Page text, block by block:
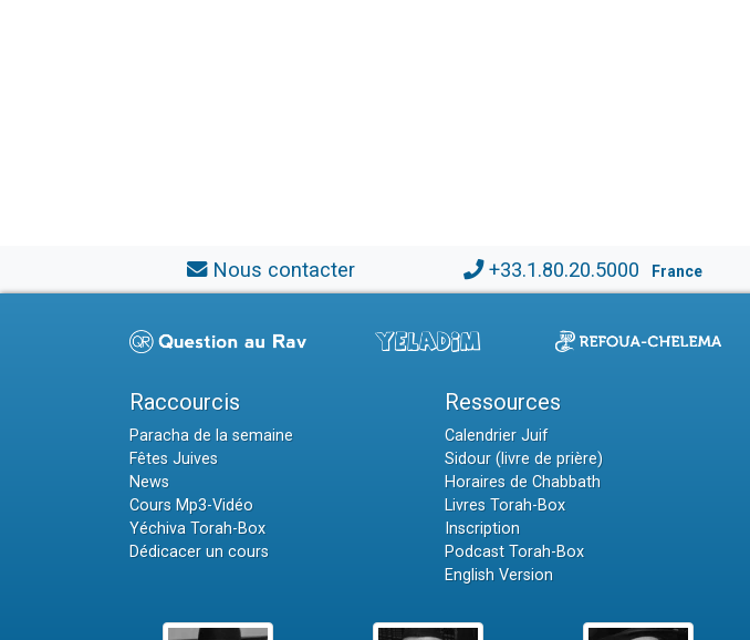
Nous contacter +33.1.80.20.5000 France
Raccourcis
Paracha de la semaine
Fêtes Juives
News
Cours Mp3-Vidéo
Yéchiva Torah-Box
Dédicacer un cours
Ressources
Calendrier Juif
Sidour (livre de prière)
Horaires de Chabbath
Livres Torah-Box
Inscription
Podcast Torah-Box
English Version